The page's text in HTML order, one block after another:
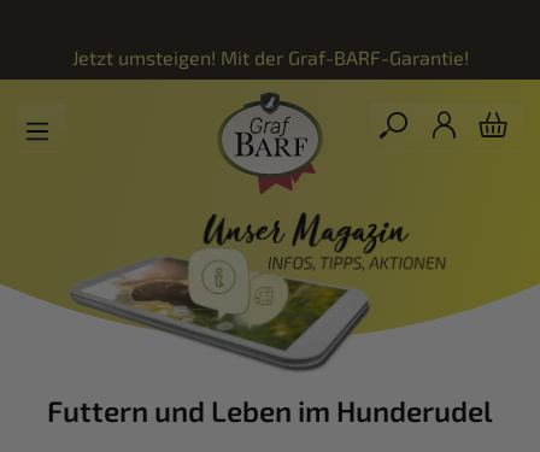
Jetzt umsteigen! Mit der Graf-BARF-Garantie!
Futtern und Leben im Hunderudel